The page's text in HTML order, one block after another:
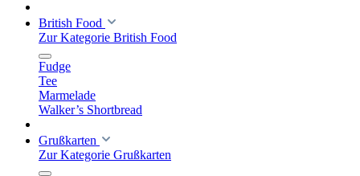
British Food
Zur Kategorie British Food
Fudge
Tee
Marmelade
Walker’s Shortbread
Grußkarten
Zur Kategorie Grußkarten